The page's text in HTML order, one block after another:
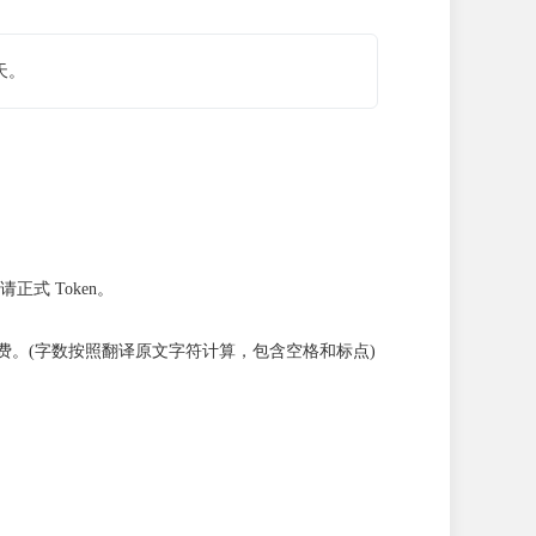
正式 Token。
。(字数按照翻译原文字符计算，包含空格和标点)